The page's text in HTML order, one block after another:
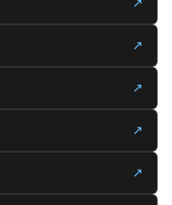
↗
↗
↗
↗